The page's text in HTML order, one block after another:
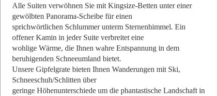
Alle Suiten verwöhnen Sie mit Kingsize-Betten unter einer
gewölbten Panorama-Scheibe für einen
sprichwörtlichen Schlummer unterm Sternenhimmel. Ein
offener Kamin in jeder Suite verbreitet eine
wohlige Wärme, die Ihnen wahre Entspannung in dem
beruhigenden Schneeumland bietet.
Unsere Gipfelgrate bieten Ihnen Wanderungen mit Ski,
Schneeschuh/Schlitten über
geringe Höhenunterschiede um die phantastische Landschaft in